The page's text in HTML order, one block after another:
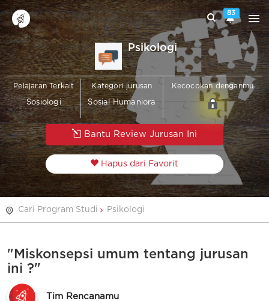
83
Psikologi
Pelajaran Terkait
Sosiologi
Kategori jurusan
Sosial Humaniora
Kecocokan denganmu
Bantu Review Jurusan Ini
Hapus dari Favorit
Cari Program Studi Psikologi
"Miskonsepsi umum tentang jurusan
ini ?"
Tim Rencanamu